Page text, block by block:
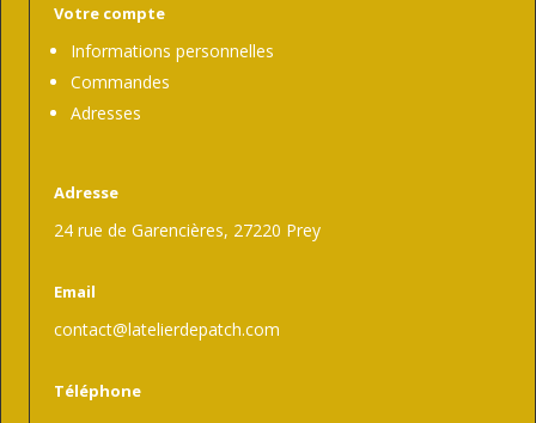
Votre compte
Informations personnelles
Commandes
Adresses
Adresse
24 rue de Garencières, 27220 Prey
Email
contact@latelierdepatch.com
Téléphone